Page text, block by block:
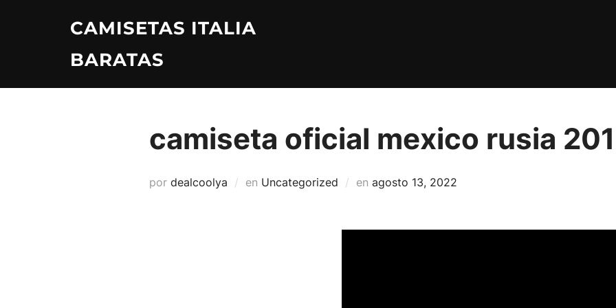
CAMISETAS ITALIA
BARATAS
camiseta oficial mexico rusia
por dealcoolya en Uncategorized en Publicado
agosto 13, 2022